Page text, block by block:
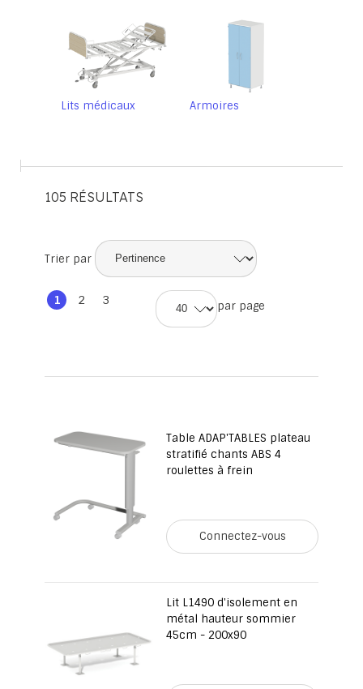
Lits médicaux Armoires
105 RÉSULTATS
Trier par
d'accueil
Vous
1
Page
2
Page
3 par page
Table ADAP'TABLES plateau
stratifié chants ABS 4
roulettes à frein
Connectez-vous
Lit L1490 d'isolement en
métal hauteur sommier
45cm - 200x90